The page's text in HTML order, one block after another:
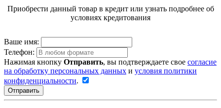
Приобрести данный товар в кредит или узнать подробнее об
условиях кредитования
Ваше имя:
Телефон:
Нажимая кнопку Отправить, вы подтверждаете свое согласие
на обработку персональных данных и условия политики
конфиденциальности.
Отправить